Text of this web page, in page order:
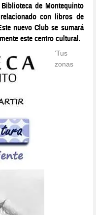
de Montequinto
con libros de
nuevo Club se sumará
este centro cultural.
‘Tus
zonas